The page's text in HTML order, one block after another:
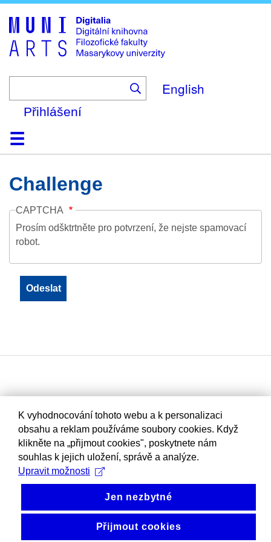
to
main
content
English
Přihlášení
DomůKolekce
Prohlížení
Vyhledávání
O platformě
Nápověda
KontaktDigitalia
Challenge
CAPTCHA
Prosím odšktrtněte pro potvrzení, že nejste spamovací
robot.
K vyhodnocování tohoto webu a k personalizaci
obsahu a reklam používáme soubory cookies. Když
klikněte na „přijmout cookies", poskytnete nám
souhlas k jejich uložení, správě a analýze.
Upravit možnosti
Jen nezbytné
Přijmout cookies